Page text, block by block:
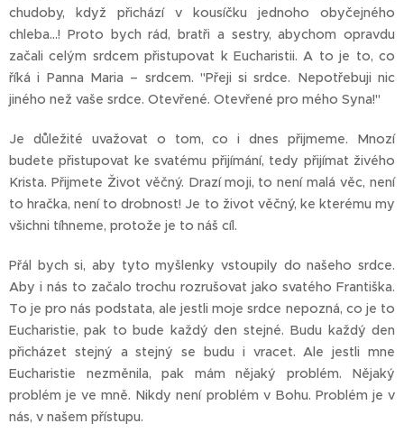
chudoby, když přichází v kousíčku jednoho obyčejného
chleba…! Proto bych rád, bratři a sestry, abychom opravdu
začali celým srdcem přistupovat k Eucharistii. A to je to, co
říká i Panna Maria – srdcem. "Přeji si srdce. Nepotřebuji nic
jiného než vaše srdce. Otevřené. Otevřené pro mého Syna!"
Je důležité uvažovat o tom, co i dnes přijmeme. Mnozí
budete přistupovat ke svatému přijímání, tedy přijímat živého
Krista. Přijmete Život věčný. Drazí moji, to není malá věc, není
to hračka, není to drobnost! Je to život věčný, ke kterému my
všichni tíhneme, protože je to náš cíl.
Přál bych si, aby tyto myšlenky vstoupily do našeho srdce.
Aby i nás to začalo trochu rozrušovat jako svatého Františka.
To je pro nás podstata, ale jestli moje srdce nepozná, co je to
Eucharistie, pak to bude každý den stejné. Budu každý den
přicházet stejný a stejný se budu i vracet. Ale jestli mne
Eucharistie nezměnila, pak mám nějaký problém. Nějaký
problém je ve mně. Nikdy není problém v Bohu. Problém je v
nás, v našem přístupu.